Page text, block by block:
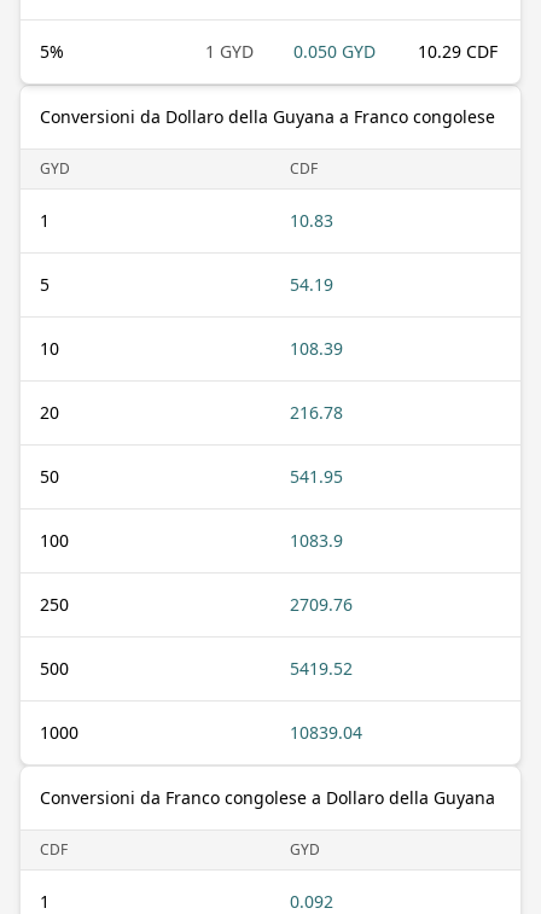
5% 1 GYD 0.050 GYD 10.29 CDF
Conversioni da Dollaro della Guyana a Franco congolese
GYD CDF
1 10.83
5 54.19
10 108.39
20 216.78
50 541.95
100 1083.9
250 2709.76
500 5419.52
1000 10839.04
Conversioni da Franco congolese a Dollaro della Guyana
CDF GYD
1 0.092